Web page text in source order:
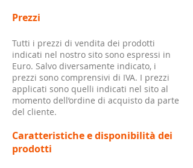
Prezzi
Tutti i prezzi di vendita dei prodotti
indicati nel nostro sito sono espressi in
Euro. Salvo diversamente indicato, i
prezzi sono comprensivi di IVA. I prezzi
applicati sono quelli indicati nel sito al
momento dell’ordine di acquisto da parte
del cliente.
Caratteristiche e disponibilità dei
prodotti